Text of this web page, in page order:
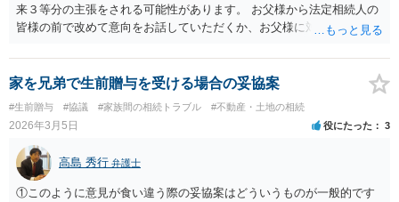
来３等分の主張をされる可能性があります。 お父様から法定相続人の
皆様の前で改めて意向をお話していただくか、お父様に対し遺言を残
ります。
家を兄弟で生前贈与を受ける場合の妥協案
#生前贈与 #協議 #家族間の相続トラブル #不動産・土地の相続
2026年3月5日 役にたった 3
高島 秀行 弁護士
①このように意見が食い違う際の妥協案はどういうものが一般的です